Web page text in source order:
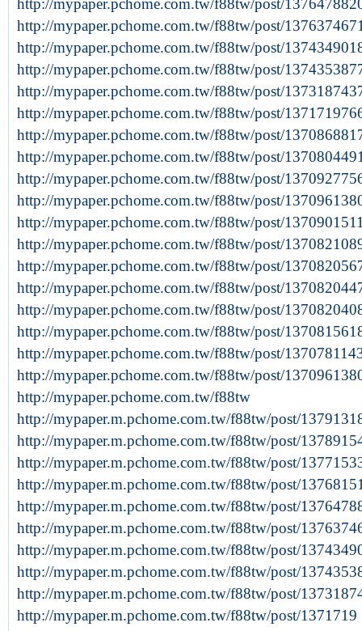
http://mypaper.pchome.com.tw/f88tw/post/
http://mypaper.pchome.com.tw/f88tw/post/
http://mypaper.pchome.com.tw/f88tw/post/
http://mypaper.pchome.com.tw/f88tw/post/
http://mypaper.pchome.com.tw/f88tw/post/
http://mypaper.pchome.com.tw/f88tw/post/
http://mypaper.pchome.com.tw/f88tw/post/
http://mypaper.pchome.com.tw/f88tw/post/
http://mypaper.pchome.com.tw/f88tw/post/
http://mypaper.pchome.com.tw/f88tw/post/
http://mypaper.pchome.com.tw/f88tw/post/
http://mypaper.pchome.com.tw/f88tw/post/
http://mypaper.pchome.com.tw/f88tw/post/
http://mypaper.pchome.com.tw/f88tw/post/
http://mypaper.pchome.com.tw/f88tw/post/
http://mypaper.pchome.com.tw/f88tw/post/
http://mypaper.pchome.com.tw/f88tw/post/
http://mypaper.pchome.com.tw/f88tw/post/
http://mypaper.pchome.com.tw/f88tw
http://mypaper.m.pchome.com.tw/f88tw/post/
http://mypaper.m.pchome.com.tw/f88tw/post/
http://mypaper.m.pchome.com.tw/f88tw/post/
http://mypaper.m.pchome.com.tw/f88tw/post/
http://mypaper.m.pchome.com.tw/f88tw/post/
http://mypaper.m.pchome.com.tw/f88tw/post/
http://mypaper.m.pchome.com.tw/f88tw/post/
http://mypaper.m.pchome.com.tw/f88tw/post/
http://mypaper.m.pchome.com.tw/f88tw/post/
http://mypaper.m.pchome.com.tw/f88tw/post/1371719